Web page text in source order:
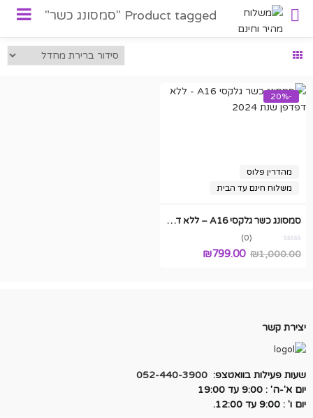
Product tagged "סמסונג כשר"
-20%
מהדרין פלוס
משלוח חינם עד הבית
סמסונג כשר גלקסי A16 – ללא דפדפן שנת 2024
(0)
₪1,000.00
₪799.00
יצירת קשר
שעות פעילות בוואטצפ: 052-440-3900
יום א'-ה' : 9:00 עד 19:00
יום ו' : 9:00 עד 12:00.